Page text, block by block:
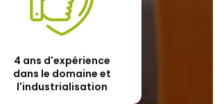
4 ans d'expérience
dans le domaine et
l'industrialisation